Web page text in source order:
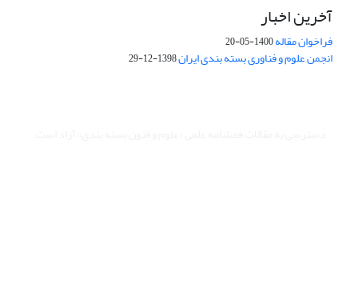
آخرین اخبار
فراخوان مقاله1400-05-20
انجمن علوم و فناوری بسته بندی ایران1398-12-29